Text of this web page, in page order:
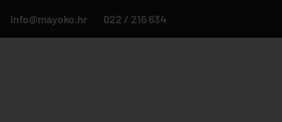
info@mayoko.hr 022 / 216 634